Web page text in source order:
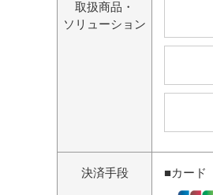
取扱商品・
ソリューション
決済手段 ■カード